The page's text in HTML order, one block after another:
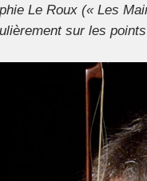
Le Roux (« Les
sur les